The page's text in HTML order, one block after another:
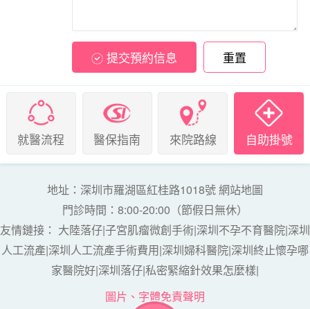
提交預約信息 重置
就醫流程 醫保指南 來院路線 自助掛號
地址：深圳市羅湖區紅桂路1018號網站地圖
門診時間：8:00-20:00（節假日無休）
友情鏈接： 大陸落仔|子宮肌瘤微創手術|深圳不孕不育醫院|深圳
人工流產|深圳人工流產手術費用|深圳婦科醫院|深圳終止懷孕哪
家醫院好|深圳落仔|私密緊縮針效果怎麼樣|
圖片、字體免責聲明